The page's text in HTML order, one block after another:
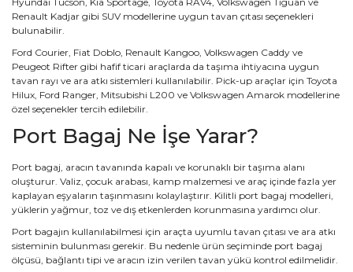
Renault Kadjar gibi SUV modellerine uygun tavan çıtası seçenekleri
bulunabilir.
Ford Courier, Fiat Doblo, Renault Kangoo, Volkswagen Caddy ve
Peugeot Rifter gibi hafif ticari araçlarda da taşıma ihtiyacına uygun
tavan rayı ve ara atkı sistemleri kullanılabilir. Pick-up araçlar için Toyota
Hilux, Ford Ranger, Mitsubishi L200 ve Volkswagen Amarok modellerine
özel seçenekler tercih edilebilir.
Port Bagaj Ne İşe Yarar?
Port bagaj, aracın tavanında kapalı ve korunaklı bir taşıma alanı
oluşturur. Valiz, çocuk arabası, kamp malzemesi ve araç içinde fazla yer
kaplayan eşyaların taşınmasını kolaylaştırır. Kilitli port bagaj modelleri,
yüklerin yağmur, toz ve dış etkenlerden korunmasına yardımcı olur.
Port bagajın kullanılabilmesi için araçta uyumlu tavan çıtası ve ara atkı
sisteminin bulunması gerekir. Bu nedenle ürün seçiminde port bagaj
ölçüsü, bağlantı tipi ve aracın izin verilen tavan yükü kontrol edilmelidir.